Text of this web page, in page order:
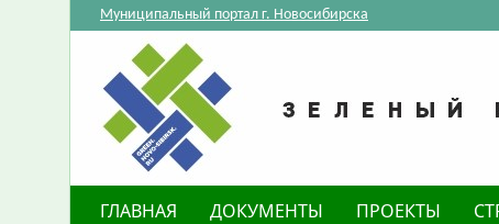
Муниципальный портал г. Новосибирска
ГЛАВНАЯ ДОКУМЕНТЫ ПРОЕКТЫ